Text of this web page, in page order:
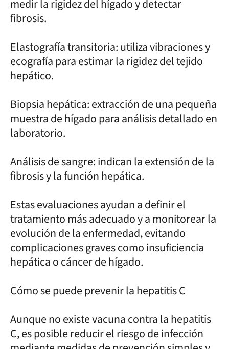
medir la rigidez del hígado y detectar
fibrosis.
Elastografía transitoria: utiliza vibraciones y
ecografía para estimar la rigidez del tejido
hepático.
Biopsia hepática: extracción de una pequeña
muestra de hígado para análisis detallado en
laboratorio.
Análisis de sangre: indican la extensión de la
fibrosis y la función hepática.
Estas evaluaciones ayudan a definir el
tratamiento más adecuado y a monitorear la
evolución de la enfermedad, evitando
complicaciones graves como insuficiencia
hepática o cáncer de hígado.
Cómo se puede prevenir la hepatitis C
Aunque no existe vacuna contra la hepatitis
C, es posible reducir el riesgo de infección